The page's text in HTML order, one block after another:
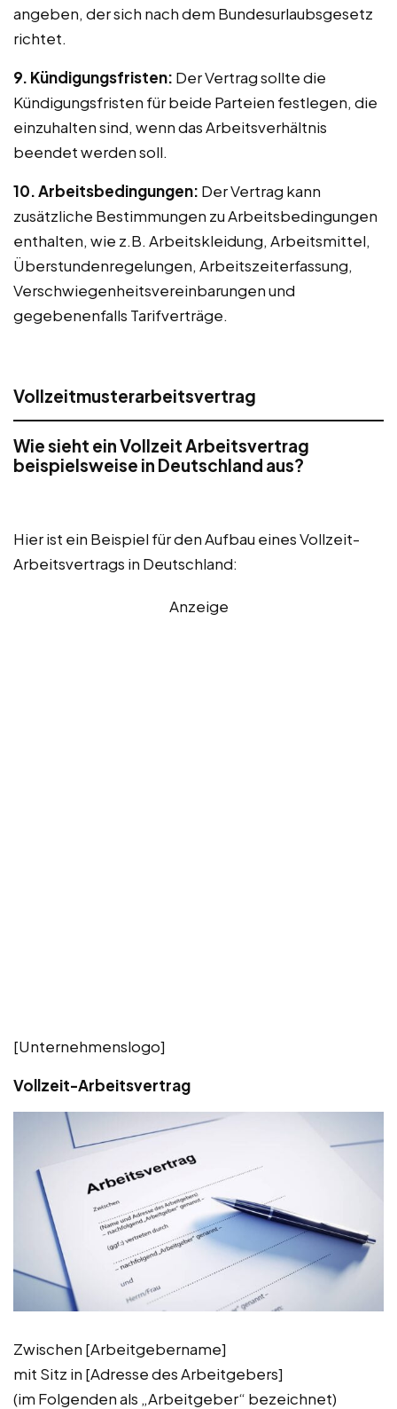
angeben, der sich nach dem Bundesurlaubsgesetz
richtet.
9. Kündigungsfristen: Der Vertrag sollte die
Kündigungsfristen für beide Parteien festlegen, die
einzuhalten sind, wenn das Arbeitsverhältnis
beendet werden soll.
10. Arbeitsbedingungen: Der Vertrag kann
zusätzliche Bestimmungen zu Arbeitsbedingungen
enthalten, wie z.B. Arbeitskleidung, Arbeitsmittel,
Überstundenregelungen, Arbeitszeiterfassung,
Verschwiegenheitsvereinbarungen und
gegebenenfalls Tarifverträge.
Vollzeitmusterarbeitsvertrag
Wie sieht ein Vollzeit Arbeitsvertrag
beispielsweise in Deutschland aus?
Hier ist ein Beispiel für den Aufbau eines Vollzeit-
Arbeitsvertrags in Deutschland:
Anzeige
[Unternehmenslogo]
Vollzeit-Arbeitsvertrag
Zwischen [Arbeitgebername]
mit Sitz in [Adresse des Arbeitgebers]
(im Folgenden als „Arbeitgeber“ bezeichnet)